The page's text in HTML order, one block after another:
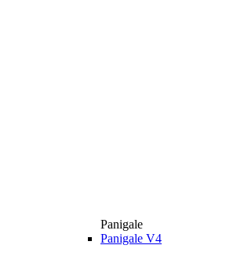
Panigale
Panigale V4